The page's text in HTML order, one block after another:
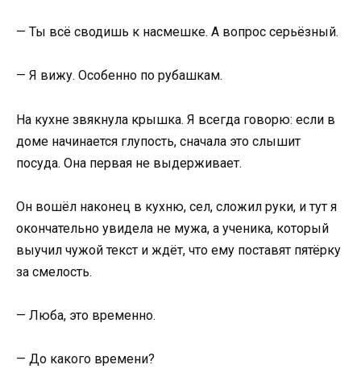
— Ты всё сводишь к насмешке. А вопрос серьёзный.
— Я вижу. Особенно по рубашкам.
На кухне звякнула крышка. Я всегда говорю: если в
доме начинается глупость, сначала это слышит
посуда. Она первая не выдерживает.
Он вошёл наконец в кухню, сел, сложил руки, и тут я
окончательно увидела не мужа, а ученика, который
выучил чужой текст и ждёт, что ему поставят пятёрку
за смелость.
— Люба, это временно.
— До какого времени?